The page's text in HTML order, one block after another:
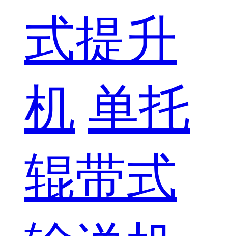
式提升
机 单托
辊带式